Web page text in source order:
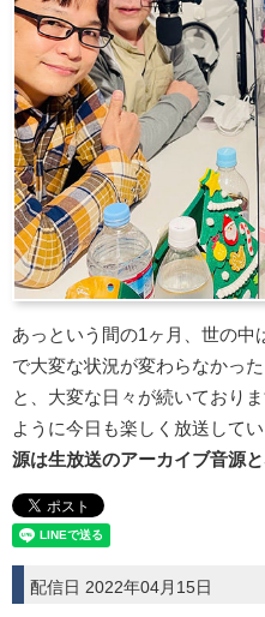
あっという間の1ヶ月、世の
で大変な状況が変わらなかった
と、大変な日々が続いており
ように今日も楽しく放送して
源は生放送のアーカイブ音源と
配信日 2022年04月15日